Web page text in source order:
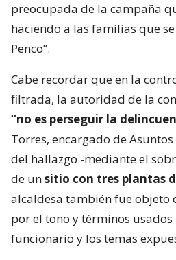
preocupada de la campaña
haciendo a las familias que
Penco”.
Cabe recordar que en la
filtrada, la autoridad de la
“no es perseguir la
Torres, encargado de
del hallazgo -mediante el
de unsitio con tres plantas
alcaldesa también fue objeto
por el tono y términos
funcionario y los temas